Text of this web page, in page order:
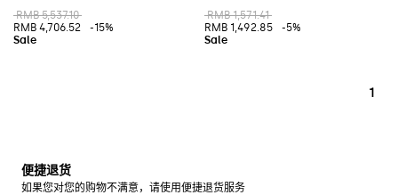
RMB 5,537.10
RMB 4,706.52
-15%
RMB 1,571.41
RMB 1,492.85
-5%
1
便捷退货
如果您对您的购物不满意，请使用便捷退货服务